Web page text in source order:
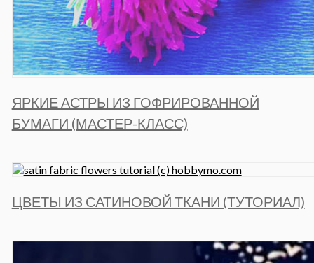
ЯРКИЕ АСТРЫ ИЗ ГОФРИРОВАННОЙ
БУМАГИ (МАСТЕР-КЛАСС)
ЦВЕТЫ ИЗ САТИНОВОЙ ТКАНИ (ТУТОРИАЛ)